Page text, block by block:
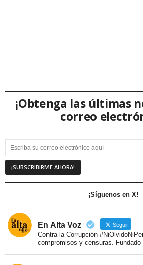
¡Obtenga las últimas
correo
¡Síguenos en X!
En Alta Voz Seguir
Contra la Corrupción
compromisos y censuras. Fundado